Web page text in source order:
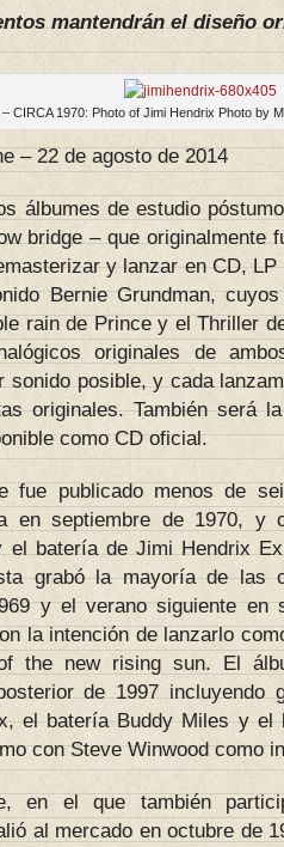
mantendrán el diseño
CIRCA 1970: Photo of Jimi Hendrix Photo by
– 22 de agosto de 2014
álbumes de estudio
bridge – que originalmente
y lanzar en CD,
Bernie Grundman,
rain de Prince y el Thriller
originales de
sonido posible, y cada
originales. También será
como CD oficial.
fue publicado menos de
en septiembre de 1970, y
el batería de Jimi Hendrix
grabó la mayoría de las
y el verano siguiente en
la intención de lanzarlo
the new rising sun. El
de 1997 incluyendo
el batería Buddy Miles y el
con Steve Winwood como
en el que también
al mercado en octubre de